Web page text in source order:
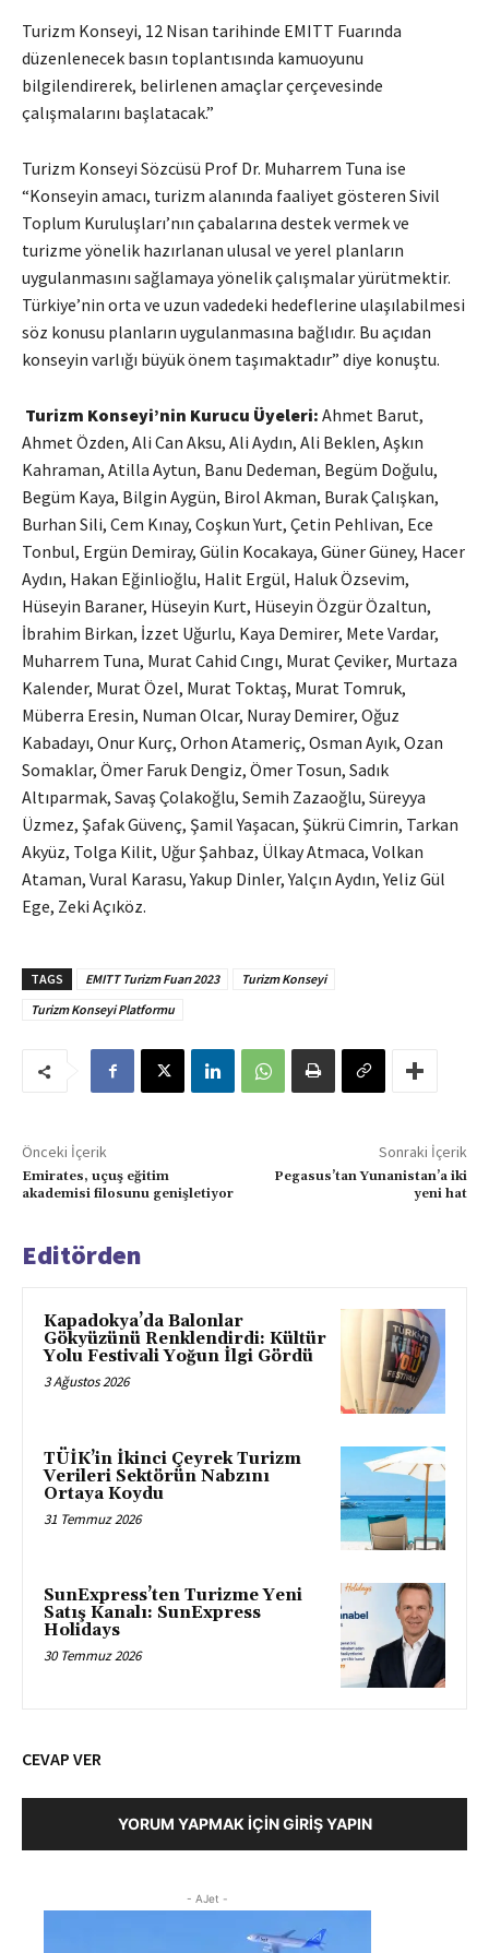
Turizm Konseyi, 12 Nisan tarihinde EMITT Fuarında
düzenlenecek basın toplantısında kamuoyunu
bilgilendirerek, belirlenen amaçlar çerçevesinde
çalışmalarını başlatacak.”
Turizm Konseyi Sözcüsü Prof Dr. Muharrem Tuna ise
“Konseyin amacı, turizm alanında faaliyet gösteren Sivil
Toplum Kuruluşları’nın çabalarına destek vermek ve
turizme yönelik hazırlanan ulusal ve yerel planların
uygulanmasını sağlamaya yönelik çalışmalar yürütmektir.
Türkiye’nin orta ve uzun vadedeki hedeflerine ulaşılabilmesi
söz konusu planların uygulanmasına bağlıdır. Bu açıdan
konseyin varlığı büyük önem taşımaktadır” diye konuştu.
Turizm Konseyi’nin Kurucu Üyeleri: Ahmet Barut,
Ahmet Özden, Ali Can Aksu, Ali Aydın, Ali Beklen, Aşkın
Kahraman, Atilla Aytun, Banu Dedeman, Begüm Doğulu,
Begüm Kaya, Bilgin Aygün, Birol Akman, Burak Çalışkan,
Burhan Sili, Cem Kınay, Coşkun Yurt, Çetin Pehlivan, Ece
Tonbul, Ergün Demiray, Gülin Kocakaya, Güner Güney, Hacer
Aydın, Hakan Eğinlioğlu, Halit Ergül, Haluk Özsevim,
Hüseyin Baraner, Hüseyin Kurt, Hüseyin Özgür Özaltun,
İbrahim Birkan, İzzet Uğurlu, Kaya Demirer, Mete Vardar,
Muharrem Tuna, Murat Cahid Cıngı, Murat Çeviker, Murtaza
Kalender, Murat Özel, Murat Toktaş, Murat Tomruk,
Müberra Eresin, Numan Olcar, Nuray Demirer, Oğuz
Kabadayı, Onur Kurç, Orhon Atameriç, Osman Ayık, Ozan
Somaklar, Ömer Faruk Dengiz, Ömer Tosun, Sadık
Altıparmak, Savaş Çolakoğlu, Semih Zazaoğlu, Süreyya
Üzmez, Şafak Güvenç, Şamil Yaşacan, Şükrü Cimrin, Tarkan
Akyüz, Tolga Kilit, Uğur Şahbaz, Ülkay Atmaca, Volkan
Ataman, Vural Karasu, Yakup Dinler, Yalçın Aydın, Yeliz Gül
Ege, Zeki Açıköz.
TAGS EMITT Turizm Fuarı 2023
Turizm Konseyi
Turizm Konseyi Platformu
Önceki İçerik
Emirates, uçuş eğitim
akademisi filosunu genişletiyor
Sonraki İçerik
Pegasus’tan Yunanistan’a iki
yeni hat
Editörden
Kapadokya’da Balonlar
Gökyüzünü Renklendirdi: Kültür
Yolu Festivali Yoğun İlgi Gördü
3 Ağustos 2026
TÜİK’in İkinci Çeyrek Turizm
Verileri Sektörün Nabzını
Ortaya Koydu
31 Temmuz 2026
SunExpress’ten Turizme Yeni
Satış Kanalı: SunExpress
Holidays
30 Temmuz 2026
CEVAP VER
YORUM YAPMAK İÇIN GIRIŞ YAPIN
- AJet -